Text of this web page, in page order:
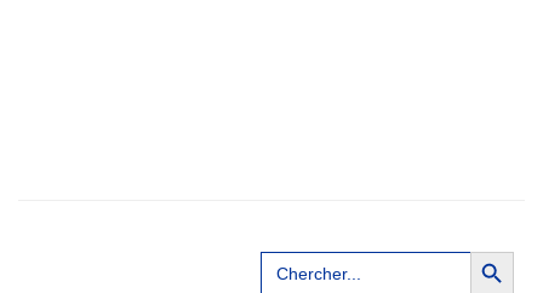
Search
for:
Search Button